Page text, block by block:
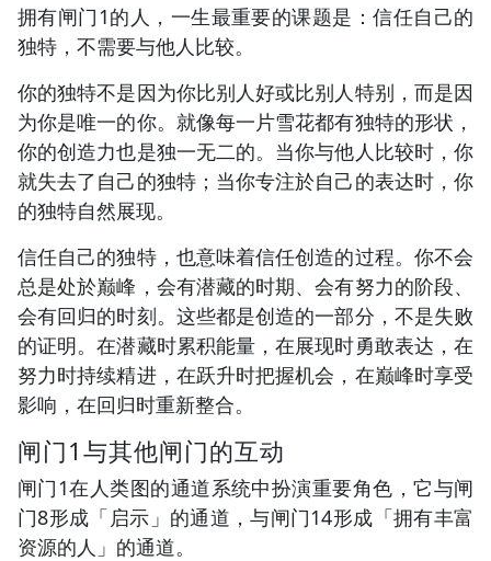
拥有闸门1的人，一生最重要的课题是：信任自己的
独特，不需要与他人比较。
你的独特不是因为你比别人好或比别人特别，而是因
为你是唯一的你。就像每一片雪花都有独特的形状，
你的创造力也是独一无二的。当你与他人比较时，你
就失去了自己的独特；当你专注於自己的表达时，你
的独特自然展现。
信任自己的独特，也意味着信任创造的过程。你不会
总是处於巅峰，会有潜藏的时期、会有努力的阶段、
会有回归的时刻。这些都是创造的一部分，不是失败
的证明。在潜藏时累积能量，在展现时勇敢表达，在
努力时持续精进，在跃升时把握机会，在巅峰时享受
影响，在回归时重新整合。
闸门1与其他闸门的互动
闸门1在人类图的通道系统中扮演重要角色，它与闸
门8形成「启示」的通道，与闸门14形成「拥有丰富
资源的人」的通道。